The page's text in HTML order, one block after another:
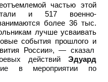
частью этой
и 517 военно-
более 36 тыс.
лучше усваивать
события прошлого и
России», — сказал
действий Эдуард
в мероприятии по